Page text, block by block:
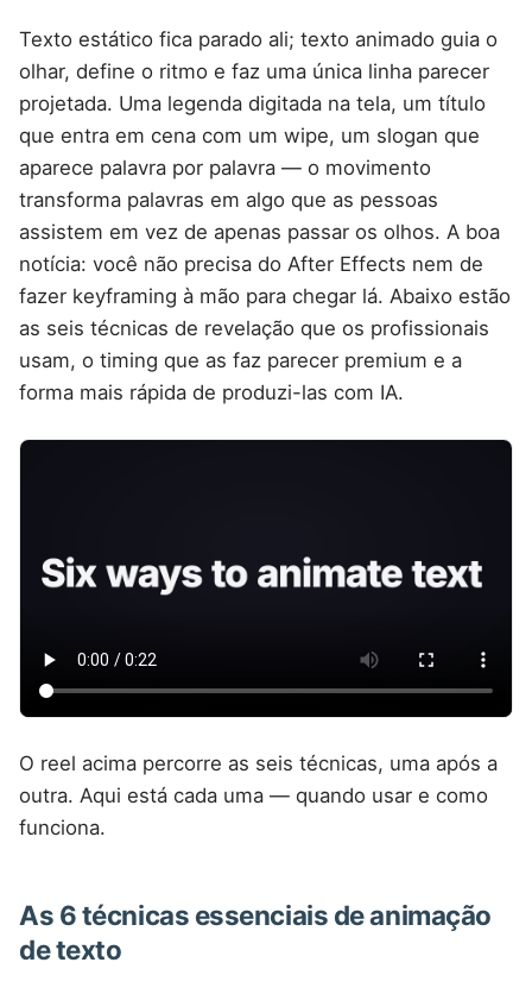
Texto estático fica parado ali; texto animado guia o
olhar, define o ritmo e faz uma única linha parecer
projetada. Uma legenda digitada na tela, um título
que entra em cena com um wipe, um slogan que
aparece palavra por palavra — o movimento
transforma palavras em algo que as pessoas
assistem em vez de apenas passar os olhos. A boa
notícia: você não precisa do After Effects nem de
fazer keyframing à mão para chegar lá. Abaixo estão
as seis técnicas de revelação que os profissionais
usam, o timing que as faz parecer premium e a
forma mais rápida de produzi-las com IA.
O reel acima percorre as seis técnicas, uma após a
outra. Aqui está cada uma — quando usar e como
funciona.
As 6 técnicas essenciais de animação
de texto